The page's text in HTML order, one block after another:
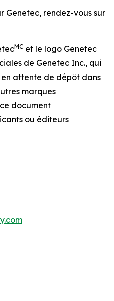
Genetec, rendez-vous sur
MC et le logo Genetec
de Genetec Inc., qui
attente de dépôt dans
marques
document
ou éditeurs